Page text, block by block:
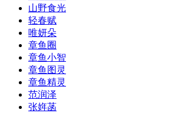
山野食光
轻春赋
唯妍朵
章鱼圈
章鱼小智
章鱼图灵
章鱼精灵
范润泽
张姩菡